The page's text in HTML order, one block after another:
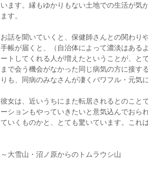
います。縁もゆかりもない土地での生活が気
ます。
お話を聞いていくと、保健師さんとの関わり
手帳が届くと、（自治体によって濃淡はある
ートしてくれる人が増えたということが、と
まで会う機会がなかった同じ病気の方に接す
りも、同病のみなさんが凄くパワフル・元気
彼女は、近いうちにまた転居されるとのこと
ーションもやっていきたいと意気込んでおら
ていくものかと、とても驚いています。これ
～大雪山・沼ノ原からのトムラウシ山